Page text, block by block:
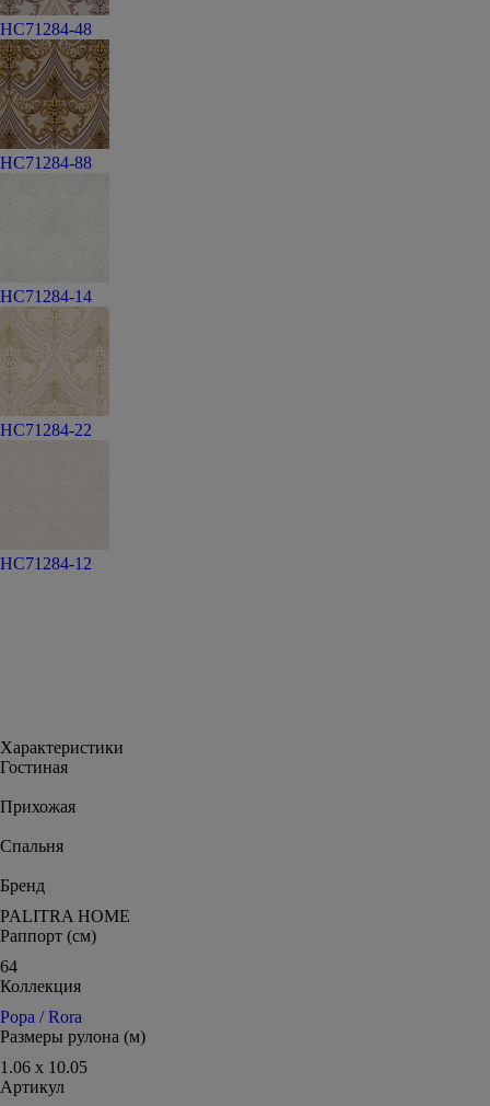
HC71284-48
HC71284-88
HC71284-14
HC71284-22
HC71284-12
Характеристики
Гостиная
Прихожая
Спальня
Бренд
PALITRA HOME
Раппорт (см)
64
Коллекция
Рора / Rora
Размеры рулона (м)
1.06 x 10.05
Артикул